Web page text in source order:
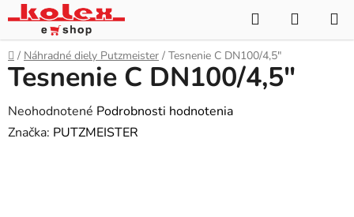
Prejsť
na
obsah
Hľadať
KOŠÍK
Domov
/ Náhradné diely Putzmeister / Tesnenie C DN100/4,5"
Tesnenie C DN100/4,5"
Priemerné
hodnotenie
Neohodnotené Podrobnosti hodnotenia
Značka: PUTZMEISTER